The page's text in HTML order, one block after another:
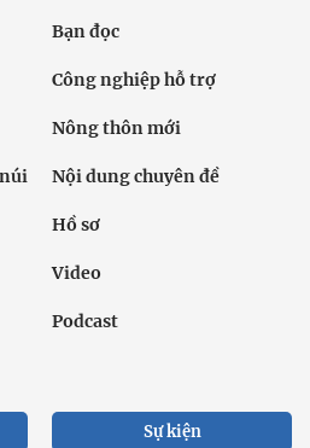
Bạn đọc
Công nghiệp hỗ trợ
Nông thôn mới
Nội dung chuyên đề
Hồ sơ
Video
Podcast
Sự kiện